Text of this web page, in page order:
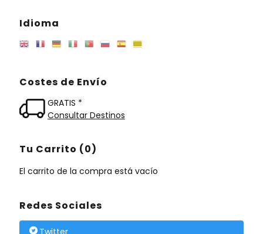
Idioma
Costes de Envío
GRATIS *
Consultar Destinos
Tu Carrito (0)
El carrito de la compra está vacío
Redes Sociales
Twitter